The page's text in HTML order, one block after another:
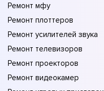
Ремонт мфу
Ремонт плоттеров
Ремонт усилителей звука
Ремонт телевизоров
Ремонт проекторов
Ремонт видеокамер